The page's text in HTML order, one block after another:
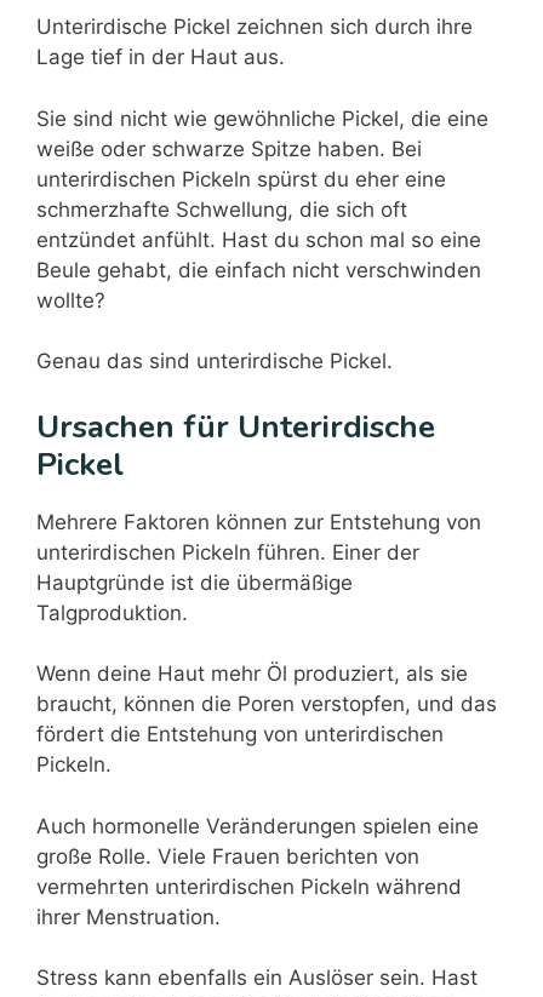
Unterirdische Pickel zeichnen sich durch ihre
Lage tief in der Haut aus.
Sie sind nicht wie gewöhnliche Pickel, die eine
weiße oder schwarze Spitze haben. Bei
unterirdischen Pickeln spürst du eher eine
schmerzhafte Schwellung, die sich oft
entzündet anfühlt. Hast du schon mal so eine
Beule gehabt, die einfach nicht verschwinden
wollte?
Genau das sind unterirdische Pickel.
Ursachen für Unterirdische
Pickel
Mehrere Faktoren können zur Entstehung von
unterirdischen Pickeln führen. Einer der
Hauptgründe ist die übermäßige
Talgproduktion.
Wenn deine Haut mehr Öl produziert, als sie
braucht, können die Poren verstopfen, und das
fördert die Entstehung von unterirdischen
Pickeln.
Auch hormonelle Veränderungen spielen eine
große Rolle. Viele Frauen berichten von
vermehrten unterirdischen Pickeln während
ihrer Menstruation.
Stress kann ebenfalls ein Auslöser sein. Hast